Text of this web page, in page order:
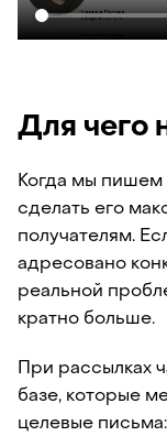
Для чего
Когда мы пишем
сделать его
получателям.
адресовано
реальной
кратно больше.
При рассылках
базе, которые
целевые письма: